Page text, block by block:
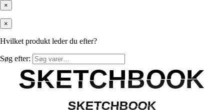
×
×
Hvilket produkt leder du efter?
Søg efter:
SKETCHBOOK
SKETCHBOOK
SKETCHBOOK
SKETCHBOOK